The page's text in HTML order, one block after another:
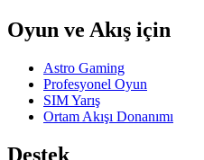
Oyun ve Akış için
Astro Gaming
Profesyonel Oyun
SIM Yarış
Ortam Akışı Donanımı
Destek